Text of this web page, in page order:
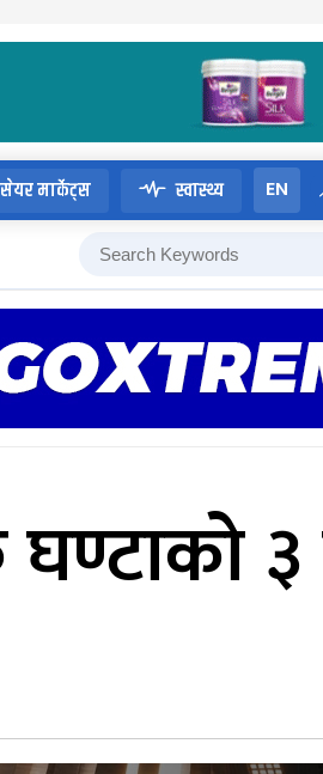
सेयर मार्केट्स स्वास्थ्य EN